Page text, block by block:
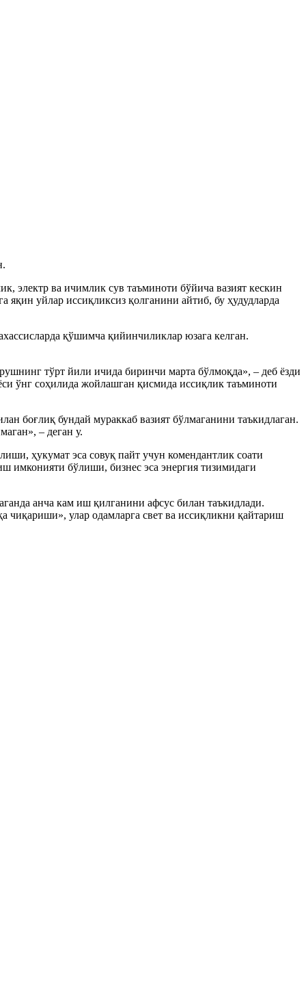
электр ва ичимлик сув таъминоти бўйича вазият кескин
уйлар иссиқликсиз қолганини айтиб, бу ҳудудларда
қўшимча қийинчиликлар юзага келган.
тўрт йили ичида биринчи марта бўлмоқда», – деб ёзди
ўнг соҳилида жойлашган қисмида иссиқлик таъминоти
боғлиқ бундай мураккаб вазият бўлмаганини таъкидлаган.
– деган у.
ҳукумат эса совуқ пайт учун комендантлик соати
имконияти бўлиши, бизнес эса энергия тизимидаги
анча кам иш қилганини афсус билан таъкидлади.
чиқариши», улар одамларга свет ва иссиқликни қайтариш